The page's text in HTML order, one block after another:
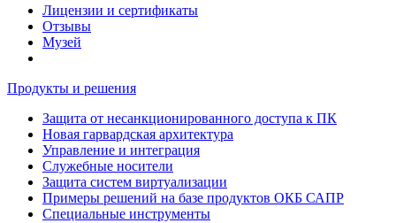
Лицензии и сертификаты
Отзывы
Музей
Продукты и решения
Защита от несанкционированного доступа к ПК
Новая гарвардская архитектура
Управление и интеграция
Служебные носители
Защита систем виртуализации
Примеры решений на базе продуктов ОКБ САПР
Специальные инструменты